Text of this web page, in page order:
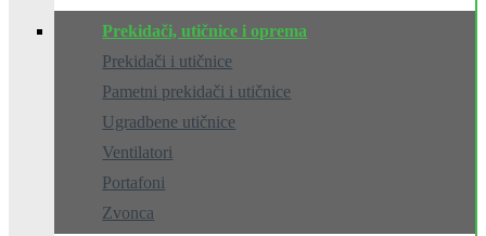
Prekidači, utičnice i oprema
Prekidači i utičnice
Pametni prekidači i utičnice
Ugradbene utičnice
Ventilatori
Portafoni
Zvonca